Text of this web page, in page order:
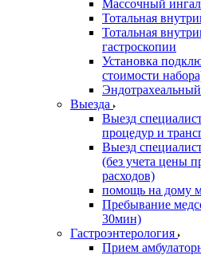
Массочный
Тотальная
Тотальная
гастроскопии
Установка
стоимости
Выезда
Выезд
процедур и
Выезд
(без учета цены
расходов)
помощь на дому
Пребывание
30мин)
Гастроэнтерология
Прием